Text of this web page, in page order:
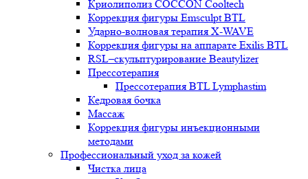
Криолиполиз COCCON Cooltech
Коррекция фигуры Emsculpt BTL
Ударно-волновая терапия X-WAVE
Коррекция фигуры на аппарате Exilis BTL
RSL–скульптурирование Beautylizer
Прессотерапия
Прессотерапия BTL Lymphastim
Кедровая бочка
Массаж
Коррекция фигуры инъекционными
методами
Профессиональный уход за кожей
Чистка лица